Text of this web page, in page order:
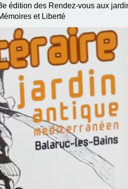
édition des Rendez-vous aux
et Liberté